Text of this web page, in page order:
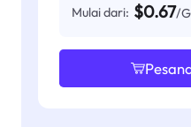
Mulai dari: $0.67/